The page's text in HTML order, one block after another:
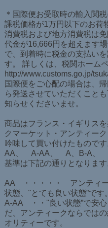
＊国際便お受取時の輸入関
課税価格が1万円以下のお荷
消費税および地方消費税は
代金が16,666円を超えます
で、到着時に税金の支払い
す。 詳しくは、税関ホーム
http://www.customs.go.jp/
国際便をご心配の場合は、
ら発送させていただくこと
知らせくださいませ。
商品はフランス・イギリス
クマーケット・アンティー
吟味して買い付けたもので
AA、 A-AA、 A、B-A、
基準は下記の通りとなります
AA ・・・・・ アンティー
状態、"とても良い状態”です。
A-AA ・・"良い状態”で安
だ、アンティークならでは
オリティーです。